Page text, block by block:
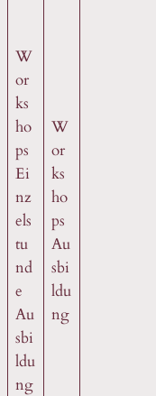
W
or
ks
ho
ps
Ei
nz
els
tu
nd
e
Au
sbi
ldu
ng
W
or
ks
ho
ps
Au
sbi
ldu
ng